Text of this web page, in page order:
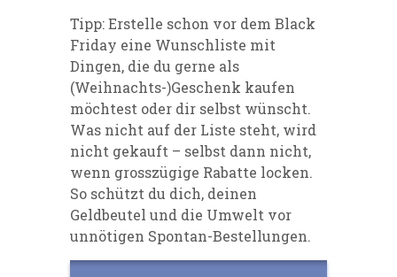
Tipp: Erstelle schon vor dem Black
Friday eine Wunschliste mit
Dingen, die du gerne als
(Weihnachts-)Geschenk kaufen
möchtest oder dir selbst wünscht.
Was nicht auf der Liste steht, wird
nicht gekauft – selbst dann nicht,
wenn grosszügige Rabatte locken.
So schützt du dich, deinen
Geldbeutel und die Umwelt vor
unnötigen Spontan-Bestellungen.